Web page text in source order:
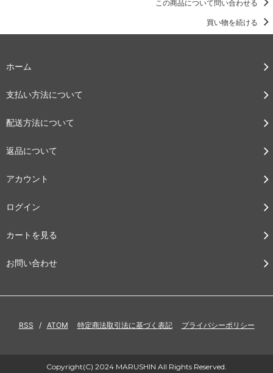
この商品について問い合わせる
買い物を続ける
ホーム
支払い方法について
配送方法について
返品について
アカウント
ログイン
カートを見る
お問い合わせ
RSS / ATOM 特定商法取引法に基づく表記 プライバシーポリシー
Copyright(C) 2024 MARUSHIN All Rights Reserved.